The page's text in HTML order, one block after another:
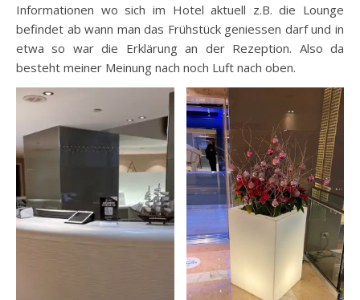
Informationen wo sich im Hotel aktuell z.B. die Lounge
befindet ab wann man das Frühstück geniessen darf und in
etwa so war die Erklärung an der Rezeption. Also da
besteht meiner Meinung nach noch Luft nach oben.